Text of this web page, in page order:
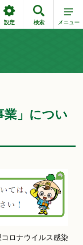
設定 検索 メニュー
業」につい
コロナウイルス感染